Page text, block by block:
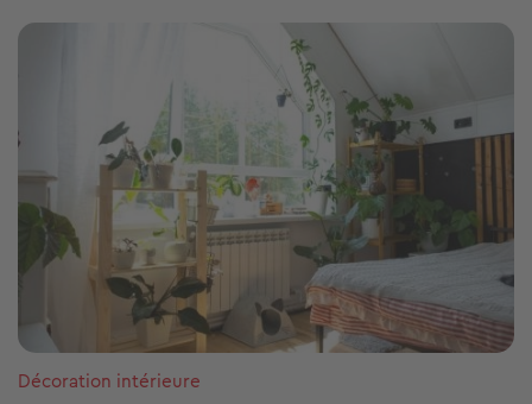
Image
Décoration intérieure